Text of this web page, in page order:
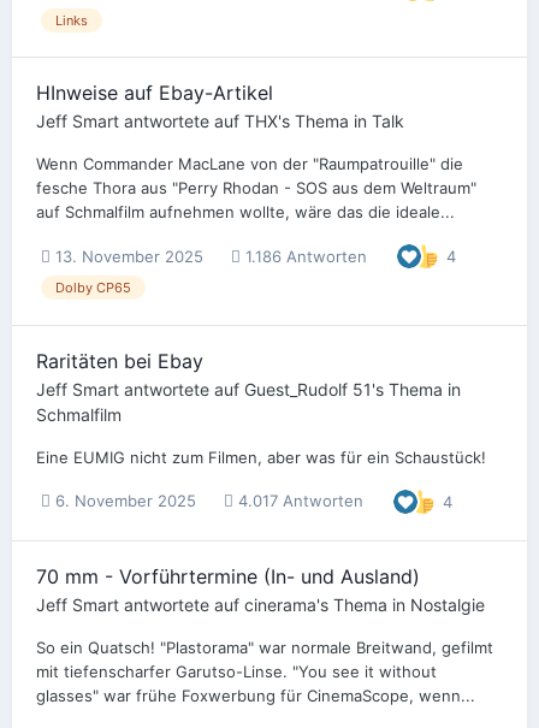
Links
HInweise auf Ebay-Artikel
Jeff Smart antwortete auf THX's Thema in Talk
Wenn Commander MacLane von der "Raumpatrouille" die
fesche Thora aus "Perry Rhodan - SOS aus dem Weltraum"
auf Schmalfilm aufnehmen wollte, wäre das die ideale...
13. November 2025 1.186 Antworten 4
Dolby CP65
Raritäten bei Ebay
Jeff Smart antwortete auf Guest_Rudolf 51's Thema in
Schmalfilm
Eine EUMIG nicht zum Filmen, aber was für ein Schaustück!
6. November 2025 4.017 Antworten 4
70 mm - Vorführtermine (In- und Ausland)
Jeff Smart antwortete auf cinerama's Thema in Nostalgie
So ein Quatsch! "Plastorama" war normale Breitwand, gefilmt
mit tiefenscharfer Garutso-Linse. "You see it without
glasses" war frühe Foxwerbung für CinemaScope, wenn...